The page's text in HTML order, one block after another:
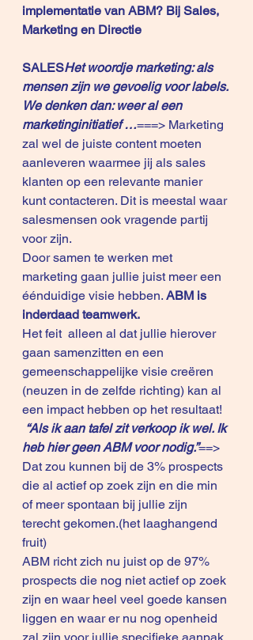
implementatie van ABM? Bij Sales,
Marketing en Directie
SALESHet woordje marketing: als
mensen zijn we gevoelig voor labels.
We denken dan: weer al een
marketinginitiatief …===> Marketing
zal wel de juiste content moeten
aanleveren waarmee jij als sales
klanten op een relevante manier
kunt contacteren. Dit is meestal waar
salesmensen ook vragende partij
voor zijn.
Door samen te werken met
marketing gaan jullie juist meer een
éénduidige visie hebben. ABM is
inderdaad teamwerk.
Het feit  alleen al dat jullie hierover
gaan samenzitten en een
gemeenschappelijke visie creëren
(neuzen in de zelfde richting) kan al
een impact hebben op het resultaat!
“Als ik aan tafel zit verkoop ik wel. Ik
heb hier geen ABM voor nodig.”==>
Dat zou kunnen bij de 3% prospects
die al actief op zoek zijn en die min
of meer spontaan bij jullie zijn
terecht gekomen.(het laaghangend
fruit)
ABM richt zich nu juist op de 97%
prospects die nog niet actief op zoek
zijn en waar heel veel goede kansen
liggen en waar er nu nog openheid